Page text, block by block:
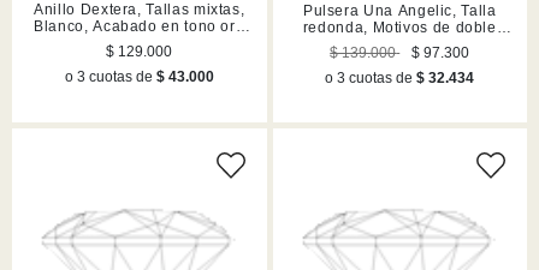
Anillo Dextera, Tallas mixtas,
Blanco, Acabado en tono oro
SWA5724602
$ 129.000
o 3 cuotas de $ 43.000
Pulsera Una Angelic, Talla
redonda, Motivos de doble
cara, Blanca, Acabado en
rodio
$ 139.000
$ 97.300
o 3 cuotas de$ 32.434